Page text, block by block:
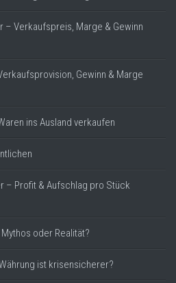
– Verkaufspreis, Marge & Gewinn
Gewinn & Marge
ins Ausland verkaufen
– Profit & Aufschlag pro Stück
oder Realität?
ist krisensicherer?